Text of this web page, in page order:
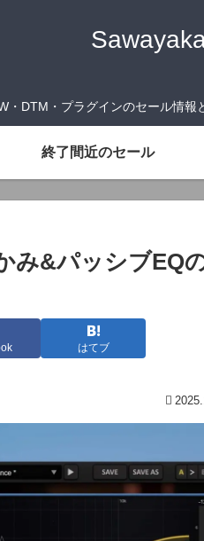
・DTM・プラグインのセール情報
終了間近のセール
み&パッシブEQ
はてブ